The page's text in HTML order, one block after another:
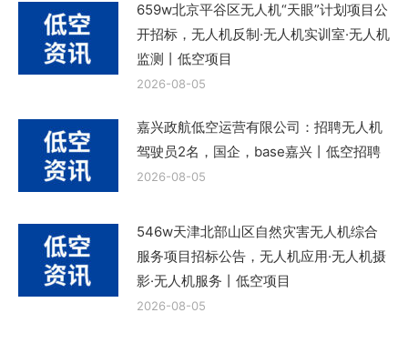
659w北京平谷区无人机“天眼”计划项目公
开招标，无人机反制·无人机实训室·无人机
监测丨低空项目
2026-08-05
嘉兴政航低空运营有限公司：招聘无人机
驾驶员2名，国企，base嘉兴丨低空招聘
2026-08-05
546w天津北部山区自然灾害无人机综合
服务项目招标公告，无人机应用·无人机摄
影·无人机服务丨低空项目
2026-08-05